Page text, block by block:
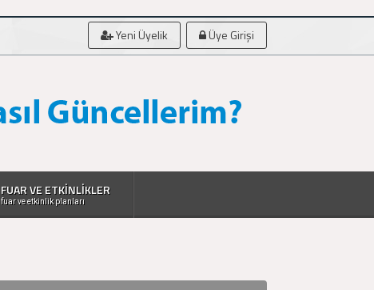
Yeni Üyelik Üye Girişi
FUAR VE ETKİNLİKLER
fuar ve etkinlik planları